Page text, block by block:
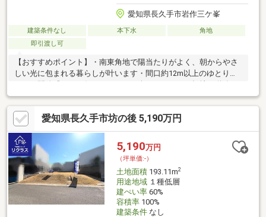
愛知県長久手市岩作三ケ峯
建築条件なし 本下水
角地
即引渡し可
【おすすめポイント】・南東角地で陽当たりがよく、朝からやさ
しい光に包まれる暮らしが叶います・間口約12m以上のゆとりが
あり、開放感のある住まいづくりが楽しめます・平坦地で道路と
の高低差がなく、毎日の出入りや駐車もスムーズです・約56坪の
広さを活かして、お庭や駐車スペースもしっかり確保できます・
建築条件なしのため、お好きなハウスメーカーで理想の住まいを
実現できます不動産は現地・現物が大切です。図面や写真だけで
は分からないことがございます。お客様にはぜひ現地を見ていた
だきたく思います。実際に足を運んでいただくと、現地や周辺の
環境等を感じていただけます。
愛知県長久手市坊の後 5,190万円
5,190万円
（坪単価:-）
土地面積193.11m2
用途地域１種低層
建ぺい率60%
容積率100%
建築条件なし